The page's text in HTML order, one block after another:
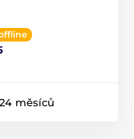
24 měsíců